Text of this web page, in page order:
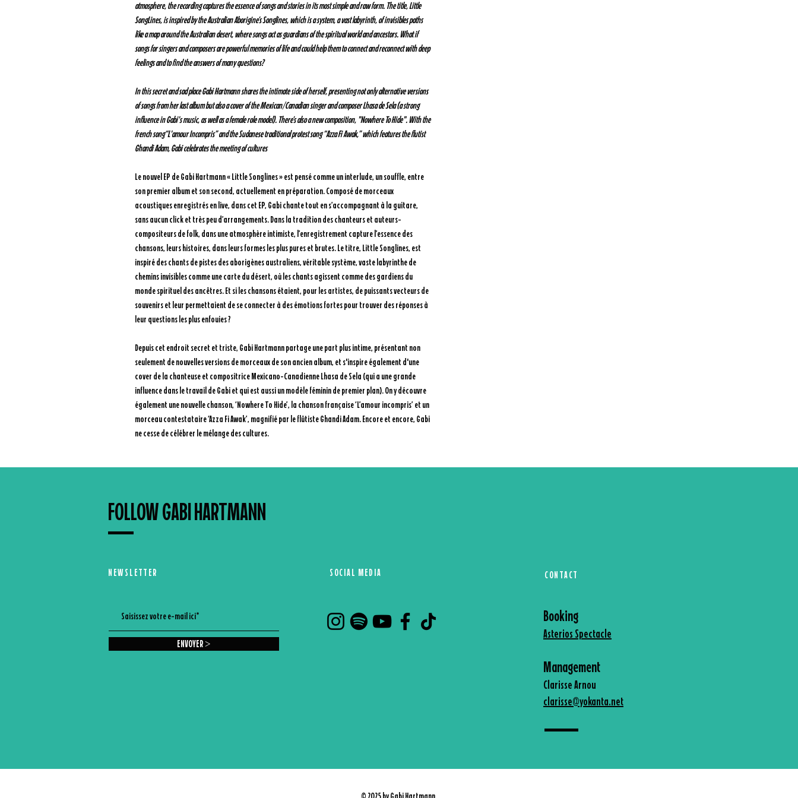
atmosphere, the recording captures the essence of songs and stories in its most simple and raw form. The title, Little
SongLines, is inspired by the Australian Aborigine’s Songlines, which is a system, a vast labyrinth, of invisibles paths
like a map around the Australian desert, where songs act as guardians of the spiritual world and ancestors. What if
songs for singers and composers are powerful memories of life and could help them to connect and reconnect with deep
feelings and to find the answers of many questions?
In this secret and sad place Gabi Hartmann shares the intimate side of herself, presenting not only alternative versions
of songs from her last album but also a cover of the Mexican/Canadian singer and composer Lhasa de Sela (a strong
influence in Gabi's music, as well as a female role model). There’s also a new composition, "Nowhere To Hide". With the
french song“L'amour Incompris” and the Sudanese traditional protest song “Azza Fi Awak,” which features the flutist
Ghandi Adam, Gabi celebrates the meeting of cultures
Le nouvel EP de Gabi Hartmann « Little Songlines » est pensé comme un interlude, un souffle, entre
son premier album et son second, actuellement en préparation. Composé de morceaux
acoustiques enregistrés en live, dans cet EP, Gabi chante tout en s’accompagnant à la guitare,
sans aucun click et très peu d’arrangements. Dans la tradition des chanteurs et auteurs-
compositeurs de folk, dans une atmosphère intimiste, l’enregistrement capture l’essence des
chansons, leurs histoires, dans leurs formes les plus pures et brutes. Le titre, Little Songlines, est
inspiré des chants de pistes des aborigènes australiens, véritable système, vaste labyrinthe de
chemins invisibles comme une carte du désert, où les chants agissent comme des gardiens du
monde spirituel des ancêtres. Et si les chansons étaient, pour les artistes, de puissants vecteurs de
souvenirs et leur permettaient de se connecter à des émotions fortes pour trouver des réponses à
leur questions les plus enfouies ?
Depuis cet endroit secret et triste, Gabi Hartmann partage une part plus intime, présentant non
seulement de nouvelles versions de morceaux de son ancien album, et s'inspire également d'une
cover de la chanteuse et compositrice Mexicano-Canadienne Lhasa de Sela (qui a une grande
influence dans le travail de Gabi et qui est aussi un modèle féminin de premier plan). On y découvre
également une nouvelle chanson, ‘Nowhere To Hide’, la chanson française ‘L’amour incompris’ et un
morceau contestataire ‘Azza Fi Awak’, magnifié par le flûtiste Ghandi Adam. Encore et encore, Gabi
ne cesse de célébrer le mélange des cultures.
FOLLOW GABI HARTMANN
NEWSLETTER
ENVOYER >
SOCIAL MEDIA CONTACT
Booking
Asterios Spectacle
Management
Clarisse Arnou
clarisse@yokanta.net